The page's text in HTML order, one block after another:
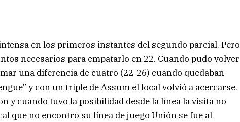
en los primeros instantes del segundo parcial. Pero
necesarios para empatarlo en 22. Cuando pudo volver
una diferencia de cuatro (22-26) cuando quedaban
y con un triple de Assum el local volvió a acercarse.
y cuando tuvo la posibilidad desde la línea la visita no
que no encontró su línea de juego Unión se fue al